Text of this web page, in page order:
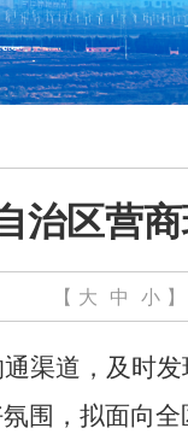
治区营
【 大 中 小 】
渠道，及时发
围， 拟面向全